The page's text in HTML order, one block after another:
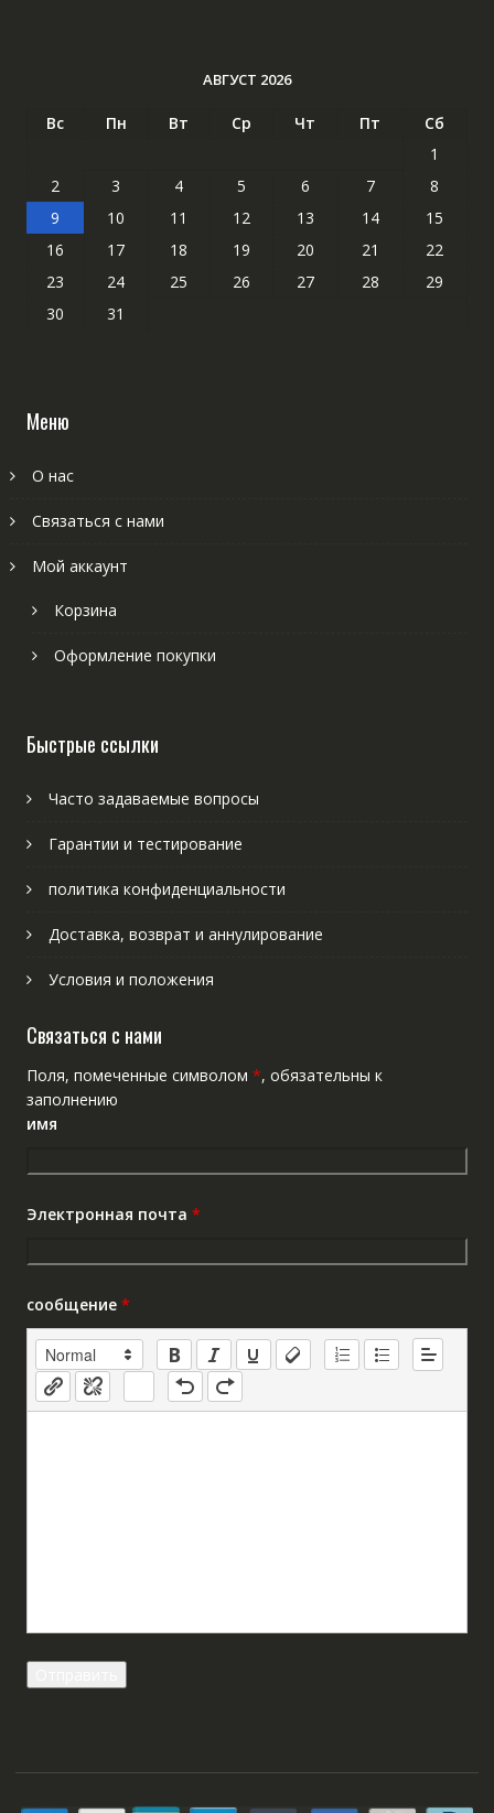
АВГУСТ 2026
Вс Пн Вт Ср Чт Пт
Сб
1
2
3 4 5 6 7
8
9
10 11 12 13 14
15
16
17 18 19 20 21
22
23
24 25 26 27 28
29
30
31
Меню
О нас
Связаться с нами
Мой аккаунт
Корзина
Оформление покупки
Быстрые ссылки
Часто задаваемые вопросы
Гарантии и тестирование
политика конфиденциальности
Доставка, возврат и аннулирование
Условия и положения
Связаться с нами
Поля, помеченные символом *, обязательны к
заполнению
имя
Электронная почта *
сообщение *